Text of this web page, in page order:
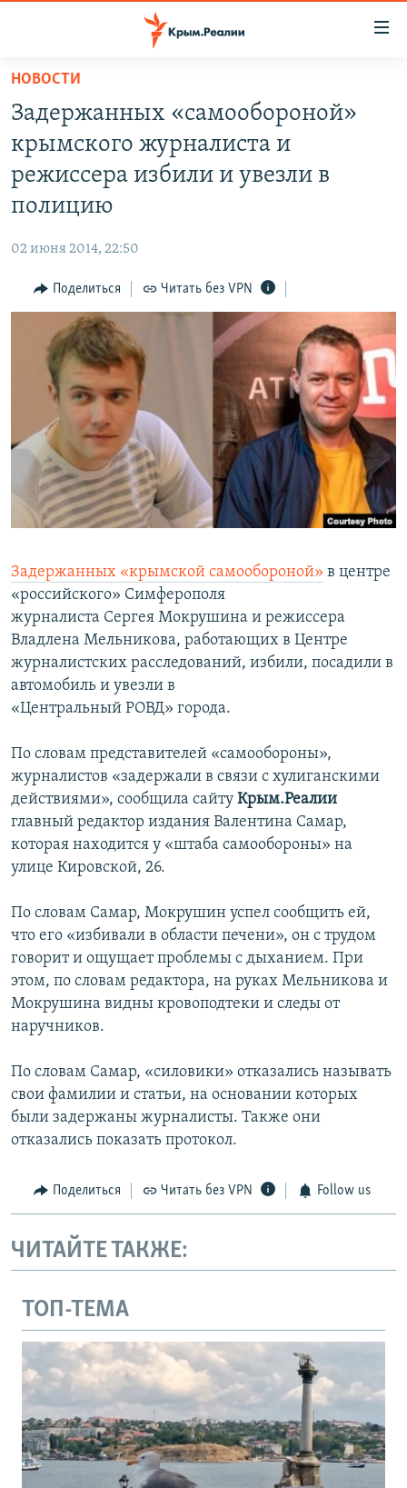
Вернуться
основному
содержанию
Вернутся
главной
Вернутся
поиску
СПЕЦПРОЕКТЫ
ВОДА
ИНФОГРАФИКА
ТЕЛЕПРОЕКТ КРЫМ.РЕАЛИИ
СОВЕТЫ ПРАВОЗАЩИТНИКОВ
ПРОПАВШИЕ БЕЗ ВЕСТИ
ПОБЕДИТЕЛЕЙ НЕ СУДЯТ?
КРЫМ.НЕПОКОРЕННЫЙ
ELIFBE
УКРАИНСКАЯ ПРОБЛЕМА КРЫМА
РАДІО СВОБОДА
КАК ОБОЙТИ БЛОКИРОВКУ
Українською
Qırımtatar
ПРИСОЕДИНЯЙТЕСЬ!
НОВОСТИ
Задержанных «самообороной»
крымского журналиста и
режиссера избили и увезли в
полицию
02 июня 2014, 22:50
Поделиться Читать без VPN
Задержанных «крымской самообороной» в центре
«российского» Симферополя
журналиста Сергея Мокрушина и режиссера
Владлена Мельникова, работающих в Центре
журналистских расследований, избили, посадили в
автомобиль и увезли в
«Центральный РОВД» города.
По словам представителей «самообороны»,
журналистов «задержали в связи с хулиганскими
действиями», сообщила сайту Крым.Реалии
главный редактор издания Валентина Самар,
которая находится у «штаба самообороны» на
улице Кировской, 26.
По словам Самар, Мокрушин успел сообщить ей,
что его «избивали в области печени», он с трудом
говорит и ощущает проблемы с дыханием. При
этом, по словам редактора, на руках Мельникова и
Мокрушина видны кровоподтеки и следы от
наручников.
По словам Самар, «силовики» отказались называть
свои фамилии и статьи, на основании которых
были задержаны журналисты. Также они
отказались показать протокол.
Поделиться Читать без VPN Follow us
ЧИТАЙТЕ ТАКЖЕ:
ТОП-ТЕМА